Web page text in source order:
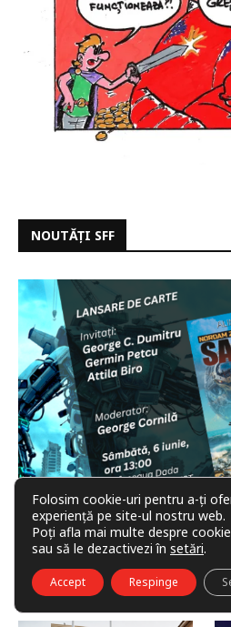
NOUTĂȚI SFF
SAPIENT, al doilea
2190, se lansează la
1 iunie 2026
Folosim cookie-uri pentru a-ți
experiență pe site-ul nostru web.
Poți afla mai multe despre
sau să le dezactivezi în setări.
Accept Respinge